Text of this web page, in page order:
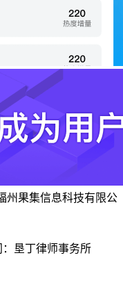
州果集信息科技有限公
：垦丁律师事务所